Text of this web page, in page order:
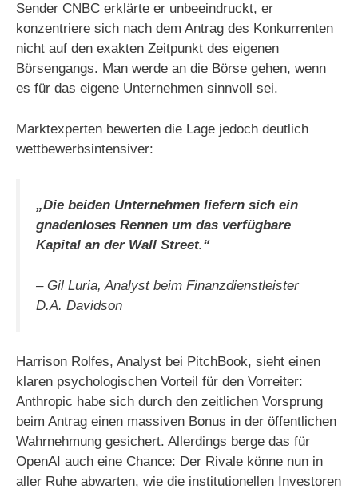
Sender CNBC erklärte er unbeeindruckt, er
konzentriere sich nach dem Antrag des Konkurrenten
nicht auf den exakten Zeitpunkt des eigenen
Börsengangs. Man werde an die Börse gehen, wenn
es für das eigene Unternehmen sinnvoll sei.
Marktexperten bewerten die Lage jedoch deutlich
wettbewerbsintensiver:
„Die beiden Unternehmen liefern sich ein
gnadenloses Rennen um das verfügbare
Kapital an der Wall Street.“
– Gil Luria, Analyst beim Finanzdienstleister
D.A. Davidson
Harrison Rolfes, Analyst bei PitchBook, sieht einen
klaren psychologischen Vorteil für den Vorreiter:
Anthropic habe sich durch den zeitlichen Vorsprung
beim Antrag einen massiven Bonus in der öffentlichen
Wahrnehmung gesichert. Allerdings berge das für
OpenAI auch eine Chance: Der Rivale könne nun in
aller Ruhe abwarten, wie die institutionellen Investoren